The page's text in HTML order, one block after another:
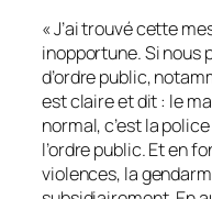
«J’ai trouvé cette
inopportune. Si nous
d’ordre public,
est claire et dit: le
normal, c’est la
l’ordre public. Et en
violences, la